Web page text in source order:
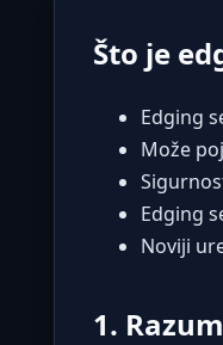
Što je
Edging
Može
Edging
Noviji
1.